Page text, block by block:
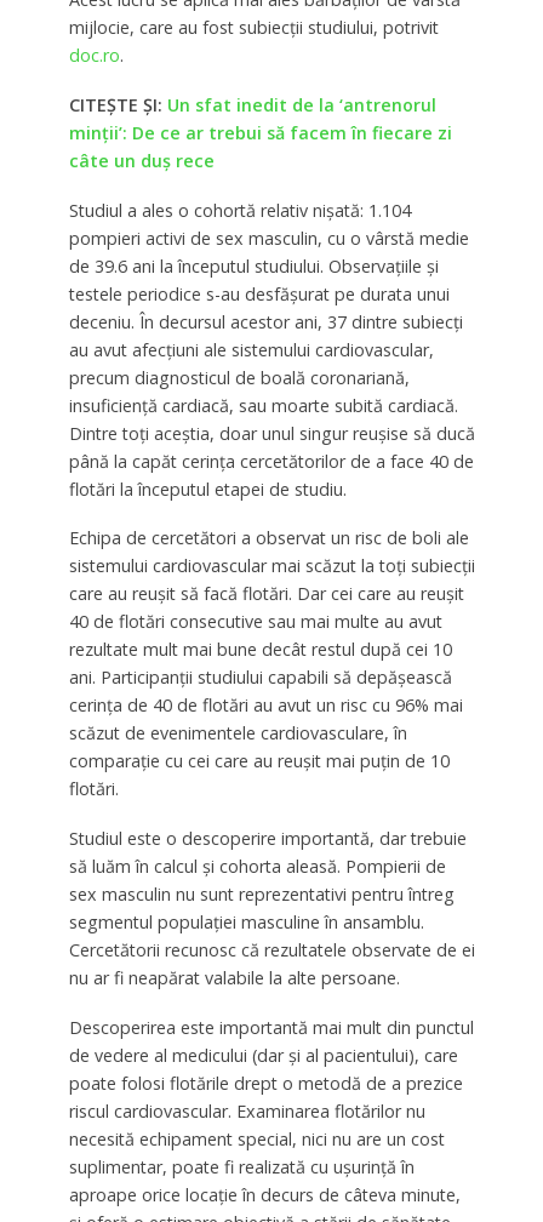
mijlocie, care au fost subiecții studiului, potrivit
doc.ro.
CITEȘTE ȘI: Un sfat inedit de la ‘antrenorul
minţii’: De ce ar trebui să facem în fiecare zi
câte un duş rece
Studiul a ales o cohortă relativ nișată: 1.104
pompieri activi de sex masculin, cu o vârstă medie
de 39.6 ani la începutul studiului. Observațiile și
testele periodice s-au desfășurat pe durata unui
deceniu. În decursul acestor ani, 37 dintre subiecți
au avut afecțiuni ale sistemului cardiovascular,
precum diagnosticul de boală coronariană,
insuficiență cardiacă, sau moarte subită cardiacă.
Dintre toți aceștia, doar unul singur reușise să ducă
până la capăt cerința cercetătorilor de a face 40 de
flotări la începutul etapei de studiu.
Echipa de cercetători a observat un risc de boli ale
sistemului cardiovascular mai scăzut la toți subiecții
care au reușit să facă flotări. Dar cei care au reușit
40 de flotări consecutive sau mai multe au avut
rezultate mult mai bune decât restul după cei 10
ani. Participanții studiului capabili să depășească
cerința de 40 de flotări au avut un risc cu 96% mai
scăzut de evenimentele cardiovasculare, în
comparație cu cei care au reușit mai puțin de 10
flotări.
Studiul este o descoperire importantă, dar trebuie
să luăm în calcul și cohorta aleasă. Pompierii de
sex masculin nu sunt reprezentativi pentru întreg
segmentul populației masculine în ansamblu.
Cercetătorii recunosc că rezultatele observate de ei
nu ar fi neapărat valabile la alte persoane.
Descoperirea este importantă mai mult din punctul
de vedere al medicului (dar și al pacientului), care
poate folosi flotările drept o metodă de a prezice
riscul cardiovascular. Examinarea flotărilor nu
necesită echipament special, nici nu are un cost
suplimentar, poate fi realizată cu ușurință în
aproape orice locație în decurs de câteva minute,